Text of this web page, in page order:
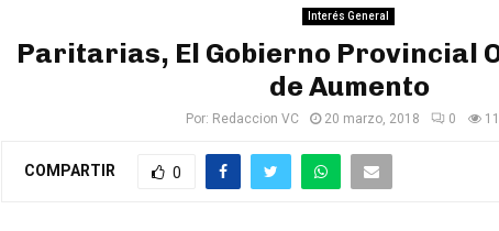
Interés General
Paritarias, El Gobierno Provincial
de Aumento
Por: Redaccion VC 20 marzo, 2018 0
COMPARTIR 0